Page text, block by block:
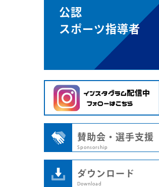
公認
スポーツ指導者
賛助会・選手支援
Sponsorship
ダウンロード
Download